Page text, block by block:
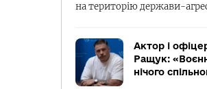
на територію держави-
Актор і
Ращук:
нічого